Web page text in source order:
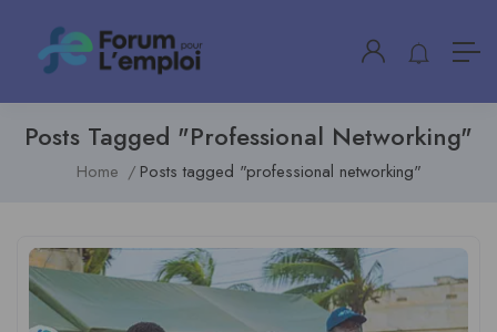
Posts Tagged "professional Networking"
Home Posts tagged "professional networking"